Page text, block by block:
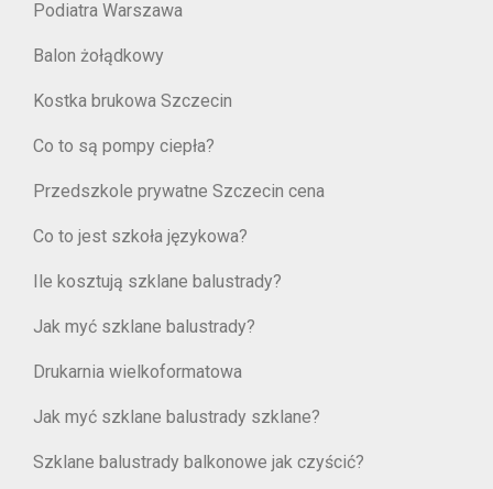
Podiatra Warszawa
Balon żołądkowy
Kostka brukowa Szczecin
Co to są pompy ciepła?
Przedszkole prywatne Szczecin cena
Co to jest szkoła językowa?
Ile kosztują szklane balustrady?
Jak myć szklane balustrady?
Drukarnia wielkoformatowa
Jak myć szklane balustrady szklane?
Szklane balustrady balkonowe jak czyścić?